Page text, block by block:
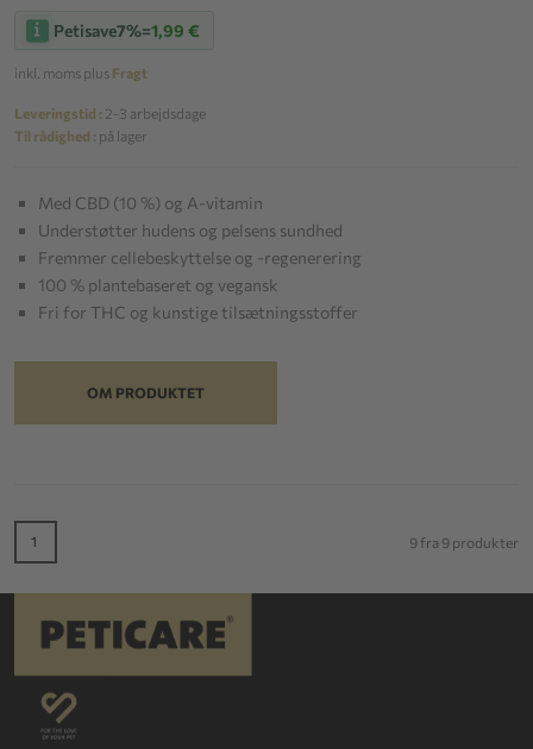
Petisave7%=1,99 €
inkl. moms plus Fragt
Leveringstid : 2-3 arbejdsdage
Til rådighed : på lager
Med CBD (10 %) og A-vitamin
Understøtter hudens og pelsens sundhed
Fremmer cellebeskyttelse og -regenerering
100 % plantebaseret og vegansk
Fri for THC og kunstige tilsætningsstoffer
OM PRODUKTET
1 9 fra 9 produkter